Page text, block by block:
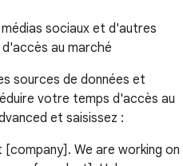
sociaux et d'autres
au marché
sources de données et
votre temps d'accès au
et saisissez :
We are working on